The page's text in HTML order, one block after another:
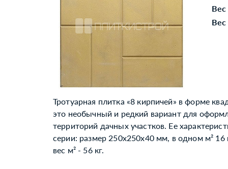
Вес
Вес
Тротуарная плитка «8 кирпичей» в форме
это необычный и редкий вариант для
территорий дачных участков. Ее
серии: размер 250x250x40 мм, в одном м² 16
вес м² - 56 кг.